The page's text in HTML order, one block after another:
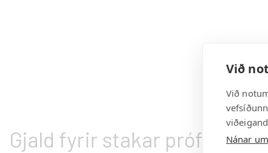
Gjald fyrir stakar próftökur
Við
Við
Nánar